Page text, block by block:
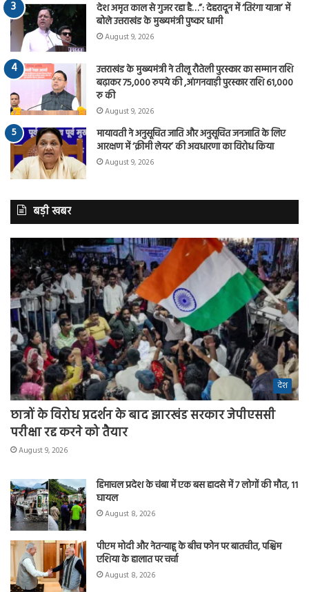
देश अमृत काल से गुजर रहा है…”: देहरादून में ‘तिरंगा यात्रा’ में
बोले उत्तराखंड के मुख्यमंत्री पुष्कर धामी
August 9, 2026
उत्तराखंड के मुख्यमंत्री ने तीलू रौतेली पुरस्कार का सम्मान राशि
बढ़ाकर 75,000 रुपये की ,आंगनवाड़ी पुरस्कार राशि 61,000
रु की
August 9, 2026
मायावती ने अनुसूचित जाति और अनुसूचित जनजाति के लिए
आरक्षण में ‘क्रीमी लेयर’ की अवधारणा का विरोध किया
August 9, 2026
बड़ी खबर
देश
छात्रों के विरोध प्रदर्शन के बाद झारखंड सरकार जेपीएससी
परीक्षा रद्द करने को तैयार
August 9, 2026
हिमाचल प्रदेश के चंबा में एक बस हादसे में 7 लोगों की मौत, 11
घायल
August 8, 2026
पीएम मोदी और नेतन्याहू के बीच फोन पर बातचीत, पश्चिम
एशिया के हालात पर चर्चा
August 8, 2026